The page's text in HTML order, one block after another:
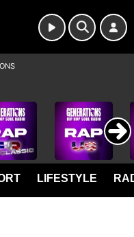
LIFESTYLE